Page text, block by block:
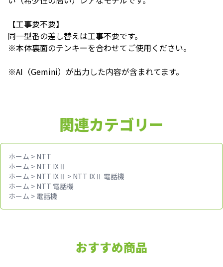
【工事要不要】
同一型番の差し替えは工事不要です。
※本体裏面のテンキーを合わせてご使用ください。
※AI（Gemini）が出力した内容が含まれてます。
関連カテゴリー
ホーム > NTT
ホーム > NTT IXⅡ
ホーム > NTT IXⅡ > NTT IXⅡ 電話機
ホーム > NTT 電話機
ホーム > 電話機
おすすめ商品